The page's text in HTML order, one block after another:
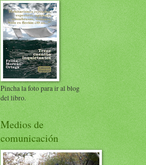
Pincha la foto para ir al blog
del libro.
Medios de
comunicación